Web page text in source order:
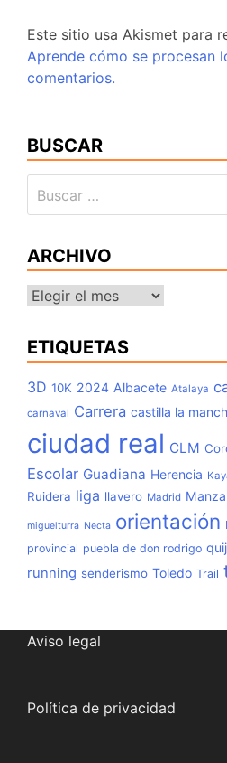
Este sitio usa Akismet para
Aprende cómo se procesan
comentarios.
BUSCAR
ARCHIVO
Archivo
ETIQUETAS
3D 10K 2024 Albacete Atalaya
carnaval Carrera castilla la
ciudad real CLM
Escolar Guadiana Herencia
Ruidera liga llavero Madrid
miguelturra Necta orientación
provincial puebla de don rodrigo
running senderismo Toledo Trail
Aviso legal
Política de privacidad